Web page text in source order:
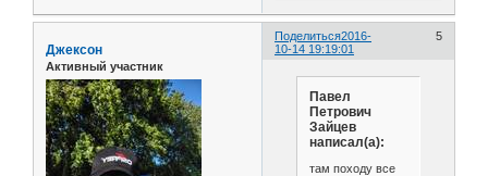
Поделиться 5
2016-
10-14 19:19:01
Джексон
Активный участник
Павел
Петрович
Зайцев
написал(а):
там походу все